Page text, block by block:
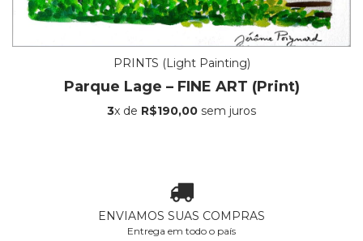
PRINTS (Light Painting)
Parque Lage – FINE ART (Print)
3x de R$190,00 sem juros
ENVIAMOS SUAS COMPRAS
Entrega em todo o país